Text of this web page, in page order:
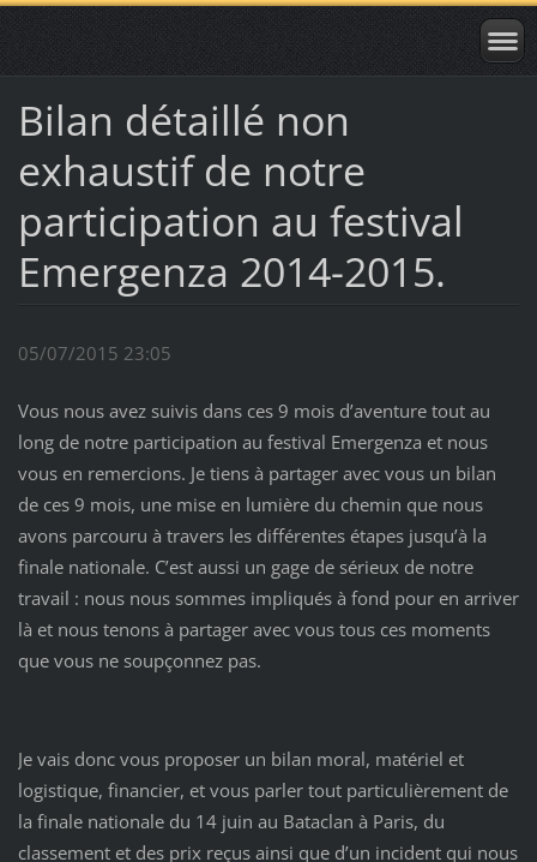
Bilan détaillé non
exhaustif de notre
participation au festival
Emergenza 2014-2015.
05/07/2015 23:05
Vous nous avez suivis dans ces 9 mois d’aventure tout au
long de notre participation au festival Emergenza et nous
vous en remercions. Je tiens à partager avec vous un bilan
de ces 9 mois, une mise en lumière du chemin que nous
avons parcouru à travers les différentes étapes jusqu’à la
finale nationale. C’est aussi un gage de sérieux de notre
travail : nous nous sommes impliqués à fond pour en arriver
là et nous tenons à partager avec vous tous ces moments
que vous ne soupçonnez pas.
Je vais donc vous proposer un bilan moral, matériel et
logistique, financier, et vous parler tout particulièrement de
la finale nationale du 14 juin au Bataclan à Paris, du
classement et des prix reçus ainsi que d’un incident qui nous